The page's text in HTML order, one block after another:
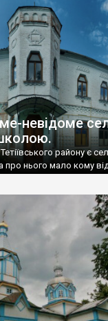
невідоме
району є
про нього мало кому